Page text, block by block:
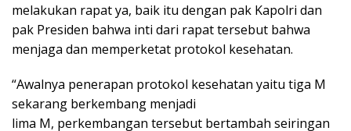
melakukan rapat ya, baik itu dengan pak Kapolri dan
pak Presiden bahwa inti dari rapat tersebut bahwa
menjaga dan memperketat protokol kesehatan.
“Awalnya penerapan protokol kesehatan yaitu tiga M
sekarang berkembang menjadi
lima M, perkembangan tersebut bertambah seiringan